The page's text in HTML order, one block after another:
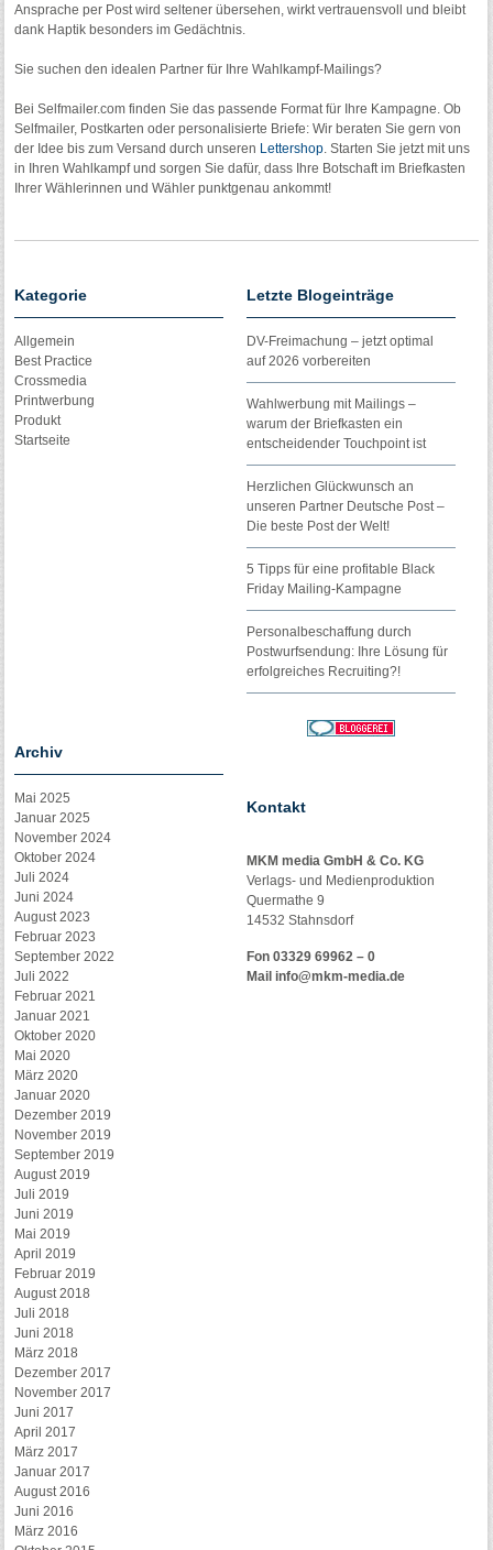
Ansprache per Post wird seltener übersehen, wirkt vertrauensvoll und bleibt
dank Haptik besonders im Gedächtnis.
Sie suchen den idealen Partner für Ihre Wahlkampf-Mailings?
Bei Selfmailer.com finden Sie das passende Format für Ihre Kampagne. Ob
Selfmailer, Postkarten oder personalisierte Briefe: Wir beraten Sie gern von
der Idee bis zum Versand durch unseren Lettershop . Starten Sie jetzt mit uns
in Ihren Wahlkampf und sorgen Sie dafür, dass Ihre Botschaft im Briefkasten
Ihrer Wählerinnen und Wähler punktgenau ankommt!
Kategorie
Allgemein
Best Practice
Crossmedia
Printwerbung
Produkt
Startseite
Letzte Blogeinträge
DV-Freimachung – jetzt optimal
auf 2026 vorbereiten
Wahlwerbung mit Mailings –
warum der Briefkasten ein
entscheidender Touchpoint ist
Herzlichen Glückwunsch an
unseren Partner Deutsche Post –
Die beste Post der Welt!
5 Tipps für eine profitable Black
Friday Mailing-Kampagne
Personalbeschaffung durch
Postwurfsendung: Ihre Lösung für
erfolgreiches Recruiting?!
Archiv
Mai 2025
Januar 2025
November 2024
Oktober 2024
Juli 2024
Juni 2024
August 2023
Februar 2023
September 2022
Juli 2022
Februar 2021
Januar 2021
Oktober 2020
Mai 2020
März 2020
Januar 2020
Dezember 2019
November 2019
September 2019
August 2019
Juli 2019
Juni 2019
Mai 2019
April 2019
Februar 2019
August 2018
Juli 2018
Juni 2018
März 2018
Dezember 2017
November 2017
Juni 2017
April 2017
März 2017
Januar 2017
August 2016
Juni 2016
März 2016
Kontakt
MKM media GmbH & Co. KG
Verlags- und Medienproduktion
Quermathe 9
14532 Stahnsdorf
Fon 03329 69962 – 0
Mail info@mkm-media.de